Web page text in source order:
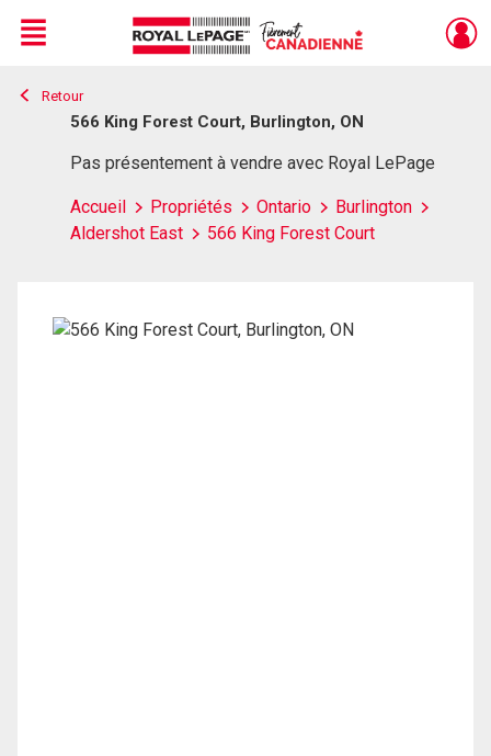
Live
En Direct
Menu
Retour
566 King Forest Court, Burlington, ON
Pas présentement à vendre avec Royal LePage
Accueil Propriétés Ontario
Burlington
Aldershot East
566 King Forest Court